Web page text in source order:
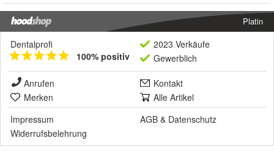
Platin
Dentalprofi
100% positiv
2023 Verkäufe
Gewerblich
Anrufen
Kontakt
Merken
Alle Artikel
Impressum
AGB & Datenschutz
Widerrufsbelehrung